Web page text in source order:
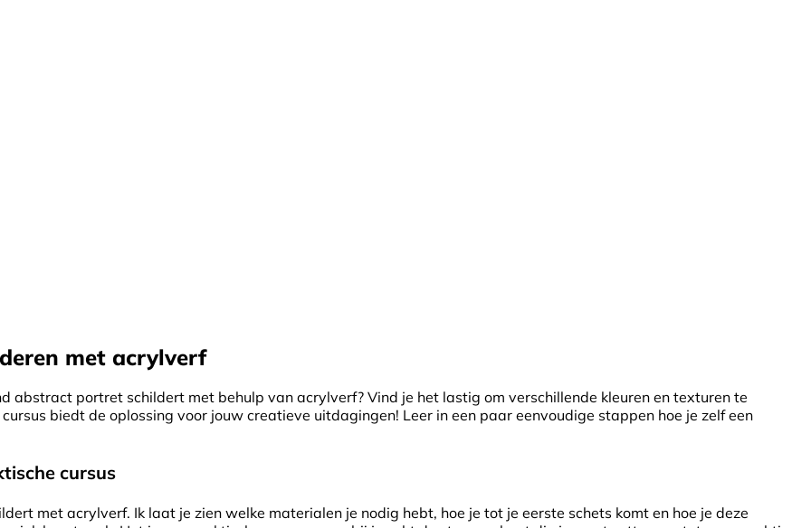
met acrylverf
abstract portret schildert met behulp van acrylverf? Vind je het lastig om verschillende kleuren en texturen te
biedt de oplossing voor jouw creatieve uitdagingen! Leer in een paar eenvoudige stappen hoe je zelf een
cursus
met acrylverf. Ik laat je zien welke materialen je nodig hebt, hoe je tot je eerste schets komt en hoe je deze